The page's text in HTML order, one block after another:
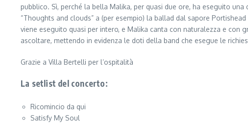
pubblico. Sì, perché la bella Malika, per quasi due ore, ha eseguito
“Thoughts and clouds” a (per esempio) la ballad dal sapore
viene eseguito quasi per intero, e Malika canta con naturalezza e con
ascoltare, mettendo in evidenza le doti della band che esegue le
Grazie a Villa Bertelli per l’ospitalità
La setlist del concerto:
Ricomincio da qui
Satisfy My Soul